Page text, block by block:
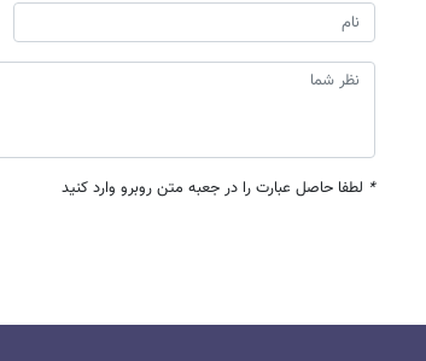
* لطفا حاصل عبارت را در جعبه متن روبرو وارد کنید